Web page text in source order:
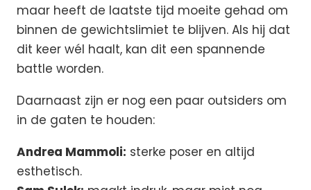
maar heeft de laatste tijd moeite gehad om
binnen de gewichtslimiet te blijven. Als hij dat
dit keer wél haalt, kan dit een spannende
battle worden.
Daarnaast zijn er nog een paar outsiders om
in de gaten te houden:
Andrea Mammoli: sterke poser en altijd
esthetisch.